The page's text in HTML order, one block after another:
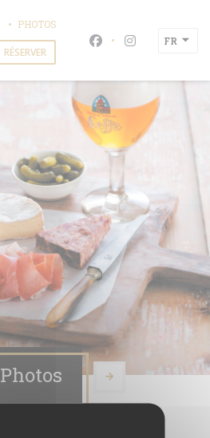
PHOTOS
RÉSERVER Facebook ((ouvre
Instagram
FR
Photos